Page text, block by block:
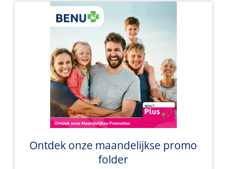
Ontdek onze maandelijkse promo
folder